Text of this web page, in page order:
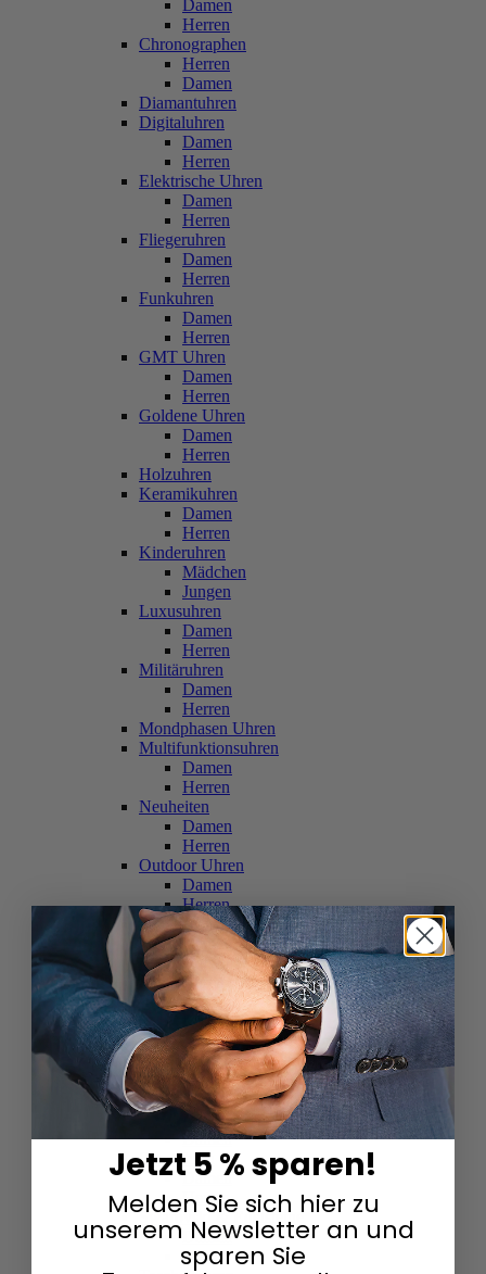
Damen
Herren
Chronographen
Herren
Damen
Diamantuhren
Digitaluhren
Damen
Herren
Elektrische Uhren
Damen
Herren
Fliegeruhren
Damen
Herren
Funkuhren
Damen
Herren
GMT Uhren
Damen
Herren
Goldene Uhren
Damen
Herren
Holzuhren
Keramikuhren
Damen
Herren
Kinderuhren
Mädchen
Jungen
Luxusuhren
Damen
Herren
Militäruhren
Damen
Herren
Mondphasen Uhren
Multifunktionsuhren
Damen
Herren
Neuheiten
Damen
Herren
Outdoor Uhren
Damen
Herren
Schweizer Uhren
Damen
Herren
Skelettuhren
Damen
Herren
Smartwatches
Damen
Herren
Solaruhren
Herren
Damen
Sportuhren
Damen
Herren
Swarovski & Edelsteine
Damen
Herren
Jetzt 5 % sparen!
Melden Sie sich hier zu
unserem Newsletter an und
sparen Sie